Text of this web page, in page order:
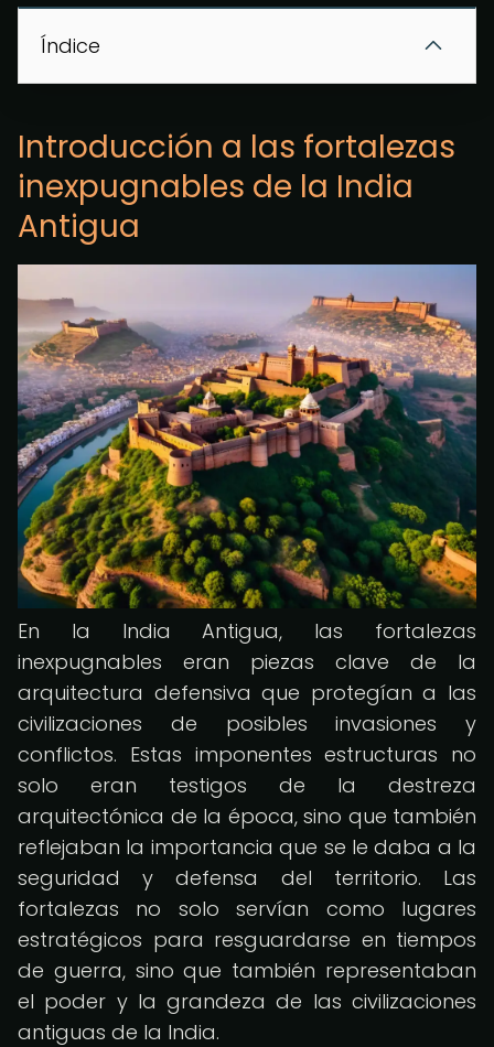
Índice
Introducción a las fortalezas
inexpugnables de la India
Antigua
En la India Antigua, las fortalezas
inexpugnables eran piezas clave de la
arquitectura defensiva que protegían a las
civilizaciones de posibles invasiones y
conflictos. Estas imponentes estructuras no
solo eran testigos de la destreza
arquitectónica de la época, sino que también
reflejaban la importancia que se le daba a la
seguridad y defensa del territorio. Las
fortalezas no solo servían como lugares
estratégicos para resguardarse en tiempos
de guerra, sino que también representaban
el poder y la grandeza de las civilizaciones
antiguas de la India.